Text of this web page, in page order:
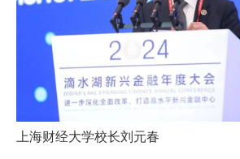
上海财经大学校长刘元春